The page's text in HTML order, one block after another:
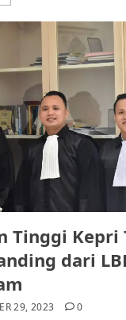
Tinggi Kepri
dari
29, 2023 0